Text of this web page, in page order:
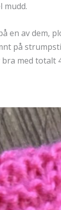
mudd.
en av dem,
på
med totalt